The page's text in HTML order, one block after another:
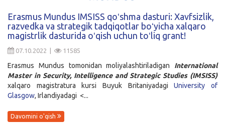
Erasmus Mundus IMSISS qoʻshma dasturi: Xavfsizlik,
razvedka va strategik tadqiqotlar boʻyicha xalqaro
magistrlik dasturida oʻqish uchun toʻliq grant!
07.10.2022 | 11585
Erasmus Mundus tomonidan moliyalashtiriladigan International
Master in Security, Intelligence and Strategic Studies (IMSISS)
xalqaro magistratura kursi Buyuk BritaniyadagiUniversity of
Glasgow, Irlandiyadagi <...
Davomini o'qish